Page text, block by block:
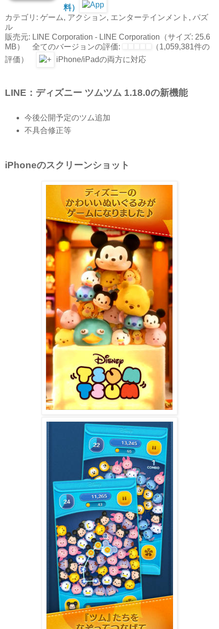
料）
カテゴリ: ゲーム, アクション, エンターテインメント, パズ
ル
販売元: LINE Corporation - LINE Corporation（サイズ: 25.6
MB） 全てのバージョンの評価:
（1,059,381件の
評価）
iPhone/iPadの両方に対応
LINE：ディズニー ツムツム 1.18.0の新機能
今後公開予定のツム追加
不具合修正等
iPhoneのスクリーンショット